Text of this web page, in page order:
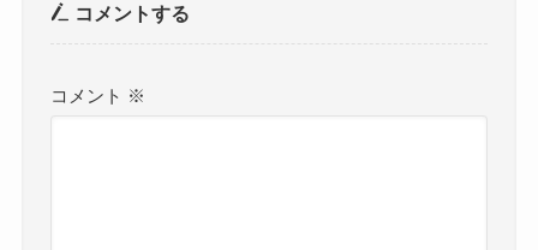
コメントする
コメント ※